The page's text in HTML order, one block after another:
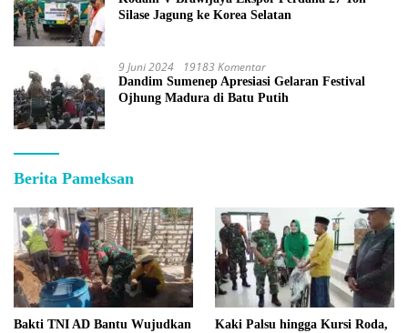
Silase Jagung ke Korea Selatan
9 Juni 2024 19183 Komentar
Dandim Sumenep Apresiasi Gelaran Festival
Ojhung Madura di Batu Putih
Berita Pameksan
Bakti TNI AD Bantu Wujudkan
Kaki Palsu hingga Kursi Roda,